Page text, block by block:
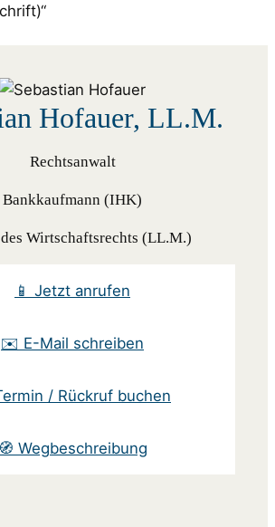
Hofauer, LL.M.
Rechtsanwalt
Bankkaufmann (IHK)
Wirtschaftsrechts (LL.M.)
📱 Jetzt anrufen
✉️ E-Mail schreiben
/ Rückruf buchen
🧭 Wegbeschreibung